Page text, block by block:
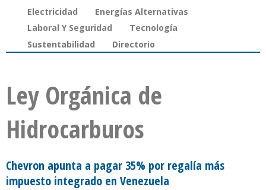
Electricidad
Energías Alternativas
Laboral Y Seguridad
Tecnología
Sustentabilidad
Directorio
Ley Orgánica de
Hidrocarburos
Chevron apunta a pagar 35% por regalía más
impuesto integrado en Venezuela